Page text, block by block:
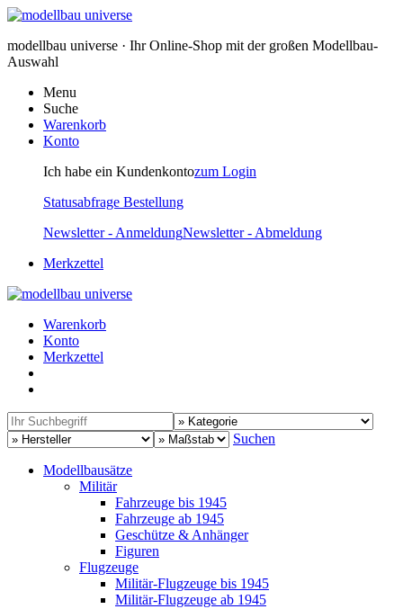
modellbau universe · Ihr Online-Shop mit der großen Modellbau-
Auswahl
Menu
Suche
Warenkorb
Konto
Ich habe ein Kundenkontozum Login
Statusabfrage Bestellung
Newsletter - AnmeldungNewsletter - Abmeldung
Merkzettel
Warenkorb
Konto
Merkzettel
Suchen
Modellbausätze
Militär
Fahrzeuge bis 1945
Fahrzeuge ab 1945
Geschütze & Anhänger
Figuren
Flugzeuge
Militär-Flugzeuge bis 1945
Militär-Flugzeuge ab 1945